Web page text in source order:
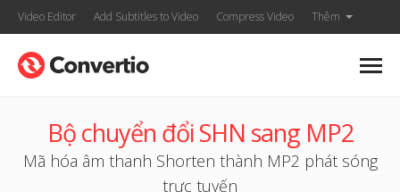
Video Editor Add Subtitles to Video Compress Video Thêm
Bộ chuyển đổi SHN sang MP2
Mã hóa âm thanh Shorten thành MP2 phát sóng
trực tuyến